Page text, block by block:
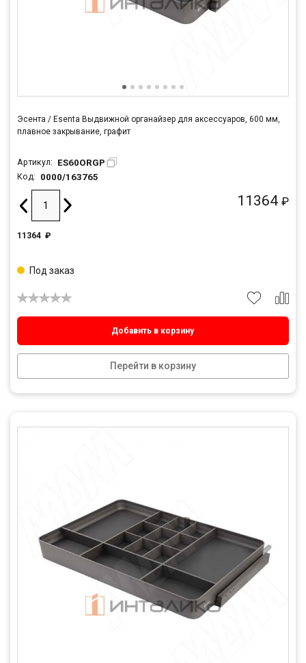
Эсента / Esenta Выдвижной органайзер для аксессуаров, 600 мм,
плавное закрывание, графит
Артикул: ES60ORGP
Код: 0000/163765
11364 ₽
11364 ₽
Добавить в корзину
Перейти в корзину
Под заказ